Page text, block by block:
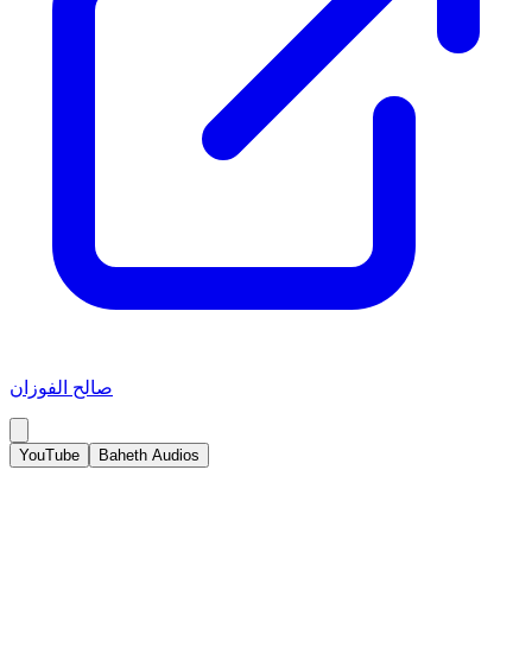
صالح الفوزان
YouTube Baheth Audios